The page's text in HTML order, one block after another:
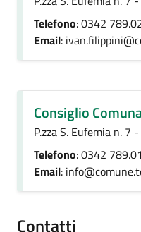
Telefono: 0342
Email:
Consiglio
P.zza S. Eufemia n. 7
Telefono: 0342
Email:
Contatti